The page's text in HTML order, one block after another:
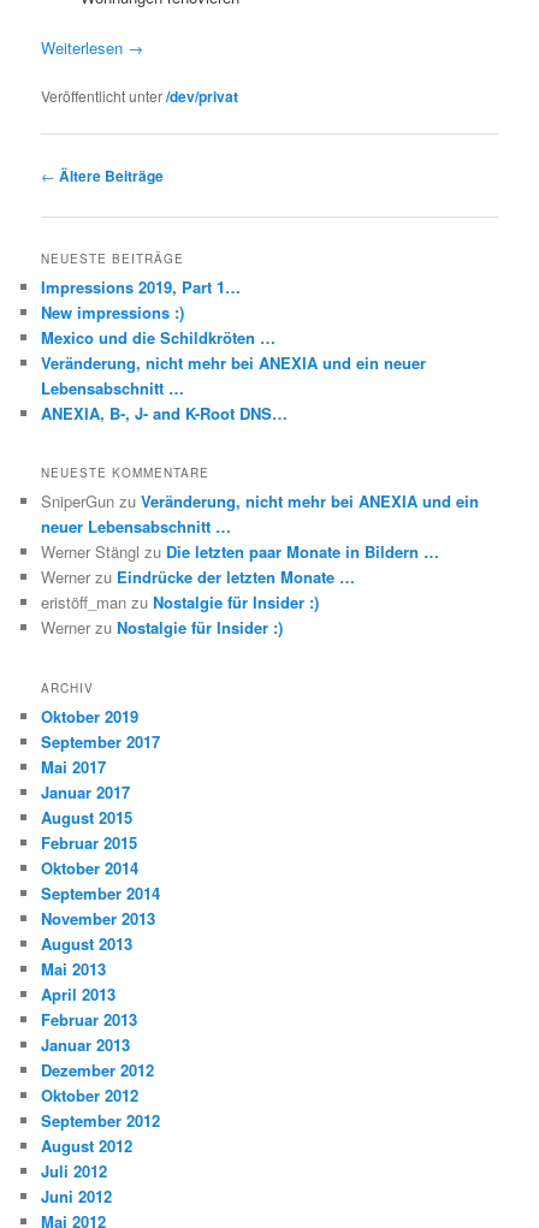
Weiterlesen →
Veröffentlicht unter/dev/privat
Beitragsnavigation
← Ältere Beiträge
NEUESTE BEITRÄGE
Impressions 2019, Part 1…
New impressions :)
Mexico und die Schildkröten …
Veränderung, nicht mehr bei ANEXIA und ein neuer
Lebensabschnitt …
ANEXIA, B-, J- and K-Root DNS…
NEUESTE KOMMENTARE
SniperGun zuVeränderung, nicht mehr bei ANEXIA und ein
neuer Lebensabschnitt …
Werner Stängl zu Die letzten paar Monate in Bildern …
Werner zu Eindrücke der letzten Monate …
eristöff_man zuNostalgie für Insider :)
Werner zuNostalgie für Insider :)
ARCHIV
Oktober 2019
September 2017
Mai 2017
Januar 2017
August 2015
Februar 2015
Oktober 2014
September 2014
November 2013
August 2013
Mai 2013
April 2013
Februar 2013
Januar 2013
Dezember 2012
Oktober 2012
September 2012
August 2012
Juli 2012
Juni 2012
Mai 2012